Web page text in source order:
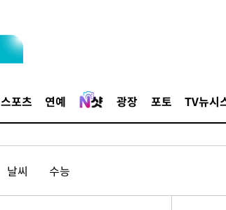
스포츠 연예 광장 포토 TV뉴시
날씨 수능